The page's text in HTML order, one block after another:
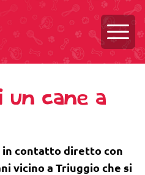
un cane a
contatto diretto con
vicino a Triuggio che si